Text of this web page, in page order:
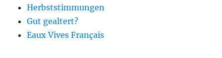
Herbststimmungen
Gut gealtert?
Eaux Vives Français